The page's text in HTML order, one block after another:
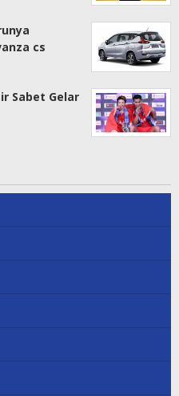
cs
Sabet Gelar